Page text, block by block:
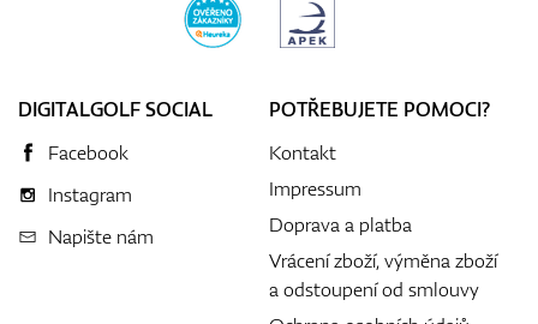
DIGITALGOLF SOCIAL
Facebook
Instagram
Napište nám
POTŘEBUJETE POMOCI?
Kontakt
Impressum
Doprava a platba
Vrácení zboží, výměna zboží
a odstoupení od smlouvy